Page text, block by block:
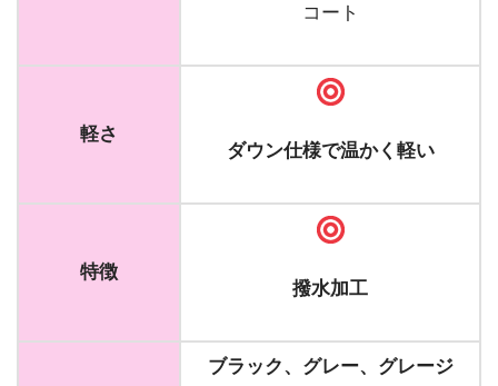
コート
軽さ
ダウン仕様で温かく軽い
特徴
撥水加工
ブラック、グレー、グレージ